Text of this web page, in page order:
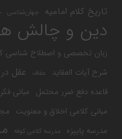
تاریخ کلام امامیه جهان‌شناسی
دین و چالش
زبان تخصصی و اصطلاح شناسی
شرح آیات العقاید عفاف عقل
قاعده دفع ضرر محتمل مبانی
مبانی کلامی اخلاق و معنویت
مدرسه پاییزه مدرسه کلامی کوفه